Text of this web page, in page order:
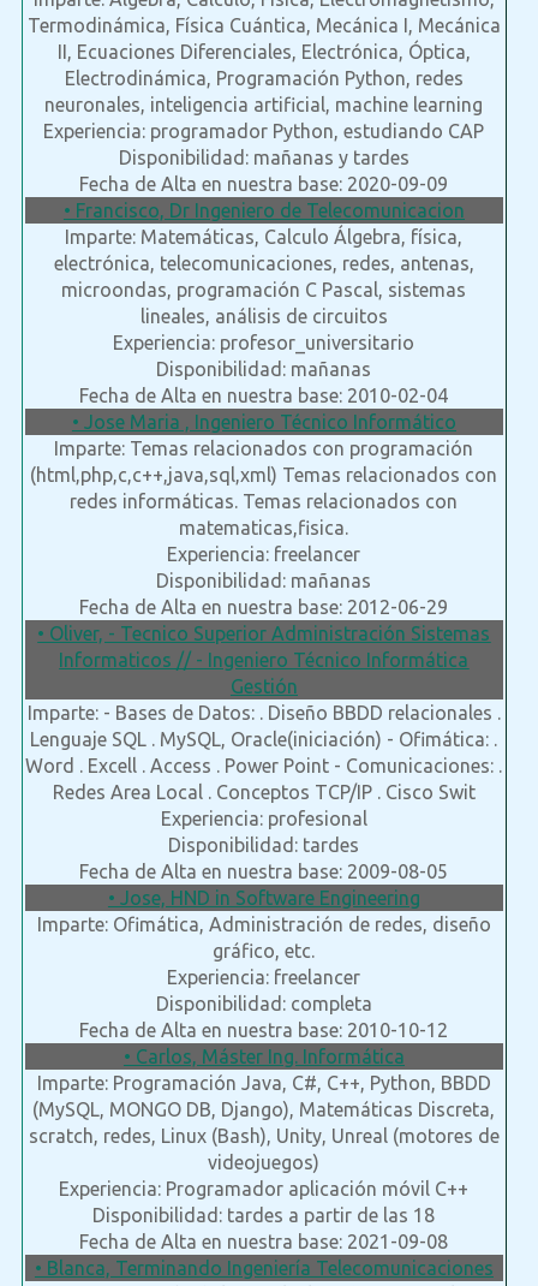
Termodinámica, Física Cuántica, Mecánica I, Mecánica
II, Ecuaciones Diferenciales, Electrónica, Óptica,
Electrodinámica, Programación Python, redes
neuronales, inteligencia artificial, machine learning
Experiencia: programador Python, estudiando CAP
Disponibilidad: mañanas y tardes
Fecha de Alta en nuestra base: 2020-09-09
• Francisco, Dr Ingeniero de Telecomunicacion
Imparte: Matemáticas, Calculo Álgebra, física,
electrónica, telecomunicaciones, redes, antenas,
microondas, programación C Pascal, sistemas
lineales, análisis de circuitos
Experiencia: profesor_universitario
Disponibilidad: mañanas
Fecha de Alta en nuestra base: 2010-02-04
• Jose Maria , Ingeniero Técnico Informático
Imparte: Temas relacionados con programación
(html,php,c,c++,java,sql,xml) Temas relacionados con
redes informáticas. Temas relacionados con
matematicas,fisica.
Experiencia: freelancer
Disponibilidad: mañanas
Fecha de Alta en nuestra base: 2012-06-29
• Oliver, - Tecnico Superior Administración Sistemas
Informaticos // - Ingeniero Técnico Informática
Gestión
Imparte: - Bases de Datos: . Diseño BBDD relacionales .
Lenguaje SQL . MySQL, Oracle(iniciación) - Ofimática: .
Word . Excell . Access . Power Point - Comunicaciones: .
Redes Area Local . Conceptos TCP/IP . Cisco Swit
Experiencia: profesional
Disponibilidad: tardes
Fecha de Alta en nuestra base: 2009-08-05
• Jose, HND in Software Engineering
Imparte: Ofimática, Administración de redes, diseño
gráfico, etc.
Experiencia: freelancer
Disponibilidad: completa
Fecha de Alta en nuestra base: 2010-10-12
• Carlos, Máster Ing. Informática
Imparte: Programación Java, C#, C++, Python, BBDD
(MySQL, MONGO DB, Django), Matemáticas Discreta,
scratch, redes, Linux (Bash), Unity, Unreal (motores de
videojuegos)
Experiencia: Programador aplicación móvil C++
Disponibilidad: tardes a partir de las 18
Fecha de Alta en nuestra base: 2021-09-08
• Blanca, Terminando Ingeniería Telecomunicaciones